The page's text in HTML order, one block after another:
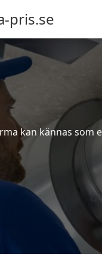
pris.se
kan kännas som